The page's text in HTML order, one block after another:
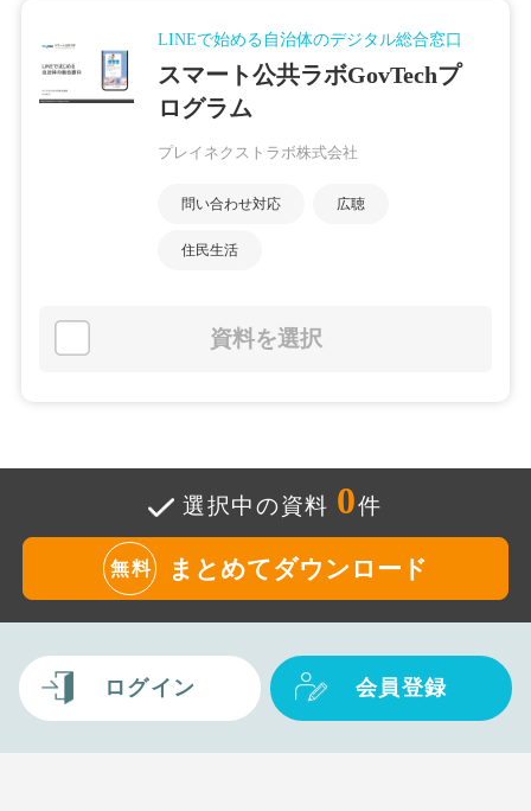
LINEで始める自治体のデジタル総合窓口
スマート公共ラボGovTechプ
ログラム
プレイネクストラボ株式会社
問い合わせ対応 広聴
住民生活
資料を選択
選択中の資料 0件
無料 まとめてダウンロード
ログイン 会員登録